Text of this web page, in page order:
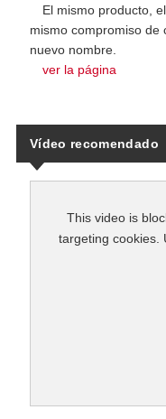
El mismo producto,
mismo compromiso de
nuevo nombre.
ver la página
Vídeo recomendado
This video is
targeting cookies. Update your cookie preferences